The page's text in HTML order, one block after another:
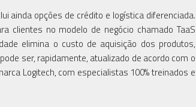
ainda opções de crédito e logística diferenciada.
clientes no modelo de negócio chamado TaaS
elimina o custo de aquisição dos produtos,
ser, rapidamente, atualizado de acordo com o
Logitech, com especialistas 100% treinados e